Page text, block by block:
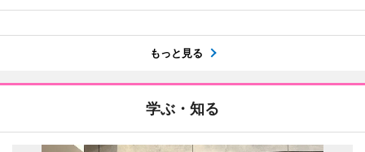
もっと見る
学ぶ・知る